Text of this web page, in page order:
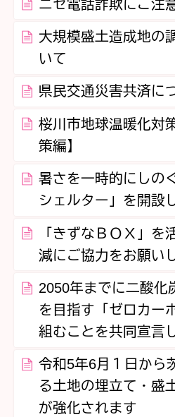
ニセ電話詐欺にご注
大規模盛土造成地の
いて
県民交通災害共済に
桜川市地球温暖化対
策編】
暑さを一時的にしの
シェルター」を開設
「きずなＢＯＸ」を
減にご協力をお願い
2050年までに二酸化
を目指す「ゼロカー
組むことを共同宣言
令和5年6月１日から
る土地の埋立て・盛
が強化されます